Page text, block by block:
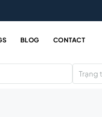
BLOG CONTACT
Trạng